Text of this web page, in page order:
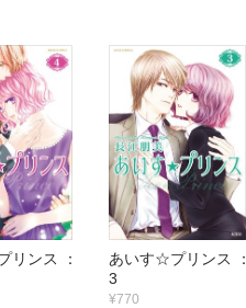
リンス ：
あいす☆プリンス ：
3
¥770